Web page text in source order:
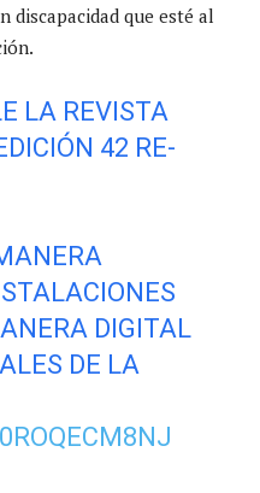
discapacidad que esté al
LA REVISTA
42 RE-
DIGITAL
DE LA